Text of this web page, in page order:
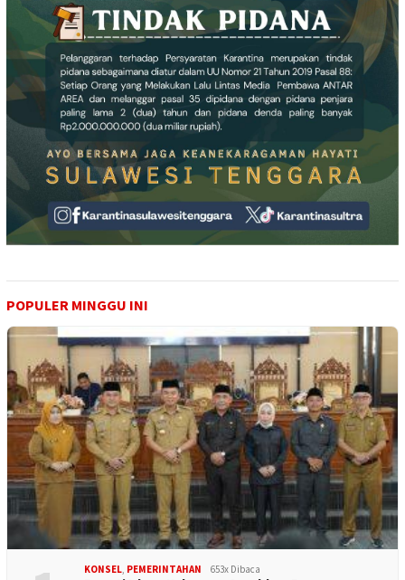
POPULER MINGGU INI
KONSEL, PEMERINTAHAN 653x Dibaca